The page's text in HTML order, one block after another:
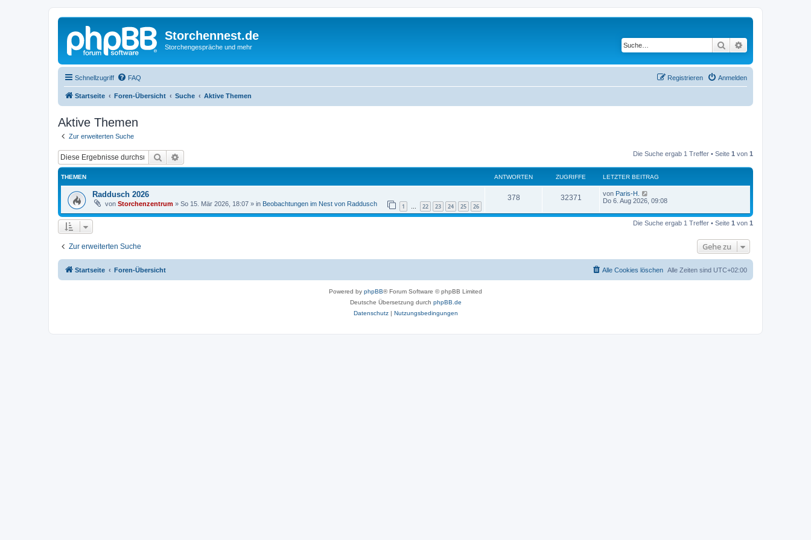
Storchennest.de
Storchengespräche und mehr Suche
Schnellzugriff FAQ Anmelden
Registrieren
Startseite Foren-Übersicht Suche Aktive Themen
Aktive Themen
Zur erweiterten Suche
Suche Die Suche ergab 1 Treffer • Seite 1 von 1
THEMEN ANTWORTEN ZUGRIFFE LETZTER BEITRAG
Raddusch 2026
von Storchenzentrum » So 15. Mär 2026, 18:07 » in Beobachtungen im Nest von Raddusch 1 … 22 23 24 25 26
378 32371 von Paris-H.
Do 6. Aug 2026, 09:08
Die Suche ergab 1 Treffer • Seite 1 von 1
Zur erweiterten Suche Gehe zu
Startseite Foren-Übersicht Alle Zeiten sind UTC+02:00
Alle Cookies löschen
Powered by phpBB® Forum Software © phpBB Limited
Deutsche Übersetzung durch phpBB.de
Datenschutz| Nutzungsbedingungen